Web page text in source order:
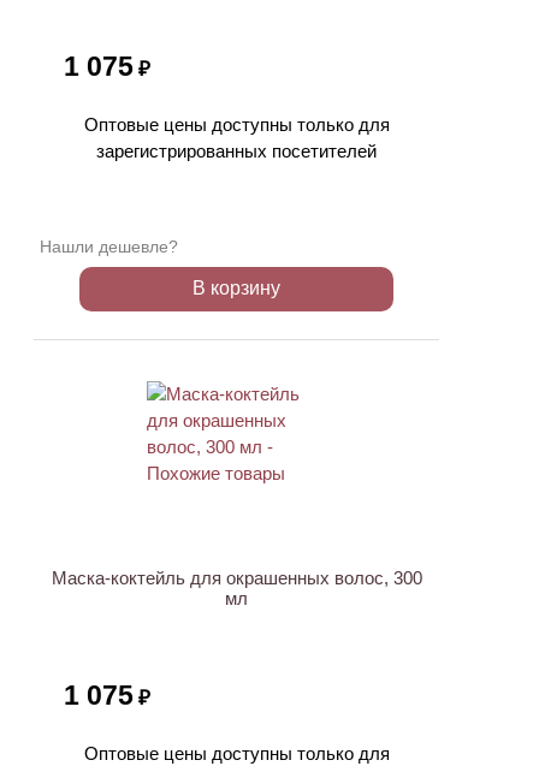
1 075 ₽
Оптовые цены доступны только для
зарегистрированных посетителей
Нашли дешевле?
В корзину
Маска-коктейль для окрашенных волос, 300
мл
1 075 ₽
Оптовые цены доступны только для